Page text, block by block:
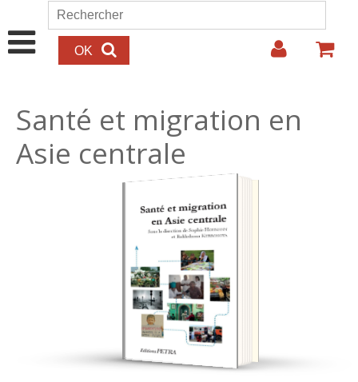
Aller au contenu principal
Formulaire de recherche
Rechercher
Santé et migration en
Asie centrale
30.00€